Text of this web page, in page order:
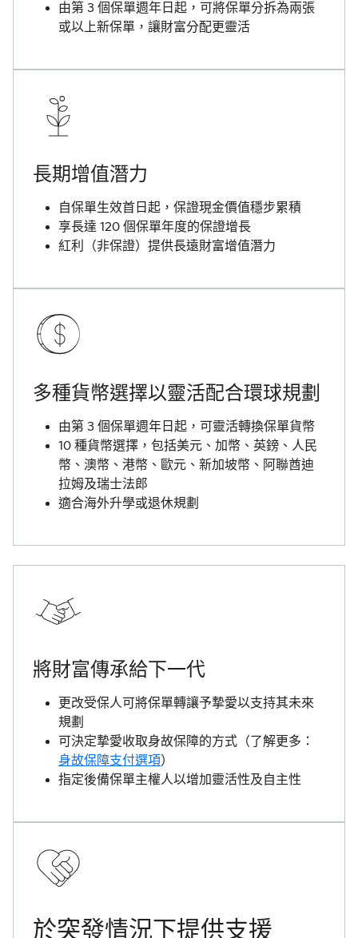
由第 3 個保單週年日起，可將保單分拆為兩張
或以上新保單，讓財富分配更靈活
長期增值潛力
自保單生效首日起，保證現金價值穩步累積
享長達 120 個保單年度的保證增長
紅利（非保證）提供長遠財富增值潛力
多種貨幣選擇以靈活配合環球規劃
由第 3 個保單週年日起，可靈活轉換保單貨幣
10 種貨幣選擇，包括美元、加幣、英鎊、人民
幣、澳幣、港幣、歐元、新加坡幣、阿聯酋迪
拉姆及瑞士法郎
適合海外升學或退休規劃
將財富傳承給下一代
更改受保人可將保單轉讓予摯愛以支持其未來
規劃
可決定摯愛收取身故保障的方式（了解更多：
身故保障支付選項）
指定後備保單主權人以增加靈活性及自主性
於突發情況下提供支援